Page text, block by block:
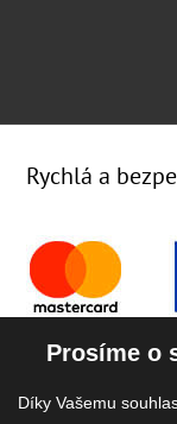
Rychlá a
Prosíme o
Díky Vašemu